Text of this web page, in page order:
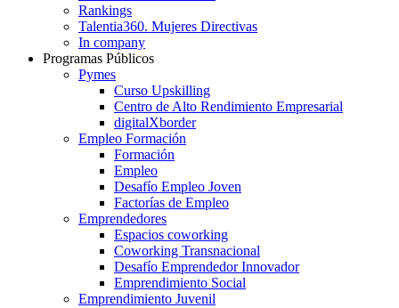
Rankings
Talentia360. Mujeres Directivas
In company
Programas Públicos
Pymes
Curso Upskilling
Centro de Alto Rendimiento Empresarial
digitalXborder
Empleo Formación
Formación
Empleo
Desafío Empleo Joven
Factorías de Empleo
Emprendedores
Espacios coworking
Coworking Transnacional
Desafío Emprendedor Innovador
Emprendimiento Social
Emprendimiento Juvenil